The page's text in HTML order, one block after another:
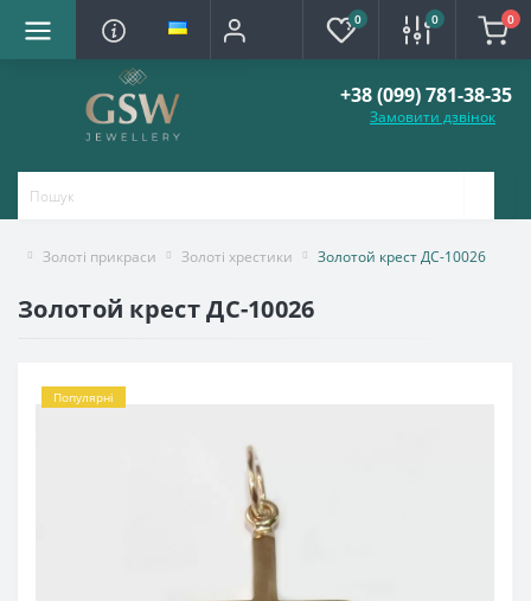
0 0 0
+38 (099) 781-38-35
Замовити дзвінок
Золоті прикраси Золоті хрестики Золотой крест ДС-10026
Золотой крест ДС-10026
Популярні